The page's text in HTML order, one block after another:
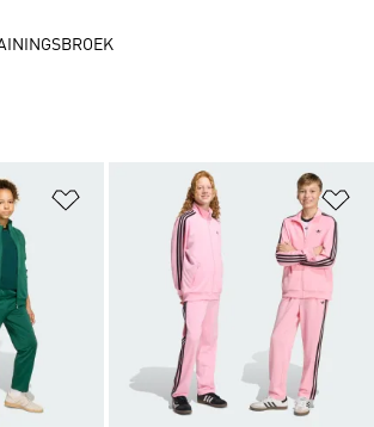
Op verlanglijst zetten